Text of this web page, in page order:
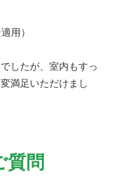
用）
したが、室内もすっ
満足いただけまし
質問